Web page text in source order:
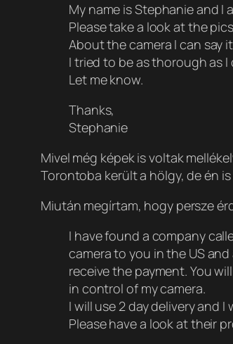
My name is Stephanie and I
Please take a look at the
About the camera I can say
I tried to be as thorough as
Let me know.
Thanks,
Stephanie
Mivel még képek is voltak
Torontoba került a hölgy, de én
Miután megírtam, hogy persze
I have found a company
camera to you in the US
receive the payment. You
in control of my camera.
I will use 2 day delivery and
Please have a look at their